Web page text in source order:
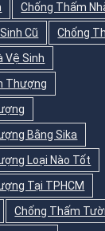
Chống Thấm
Cũ
Chống
Vệ Sinh
Thượng
Bằng Sika
Loại Nào Tốt
Tại TPHCM
Chống Thấm